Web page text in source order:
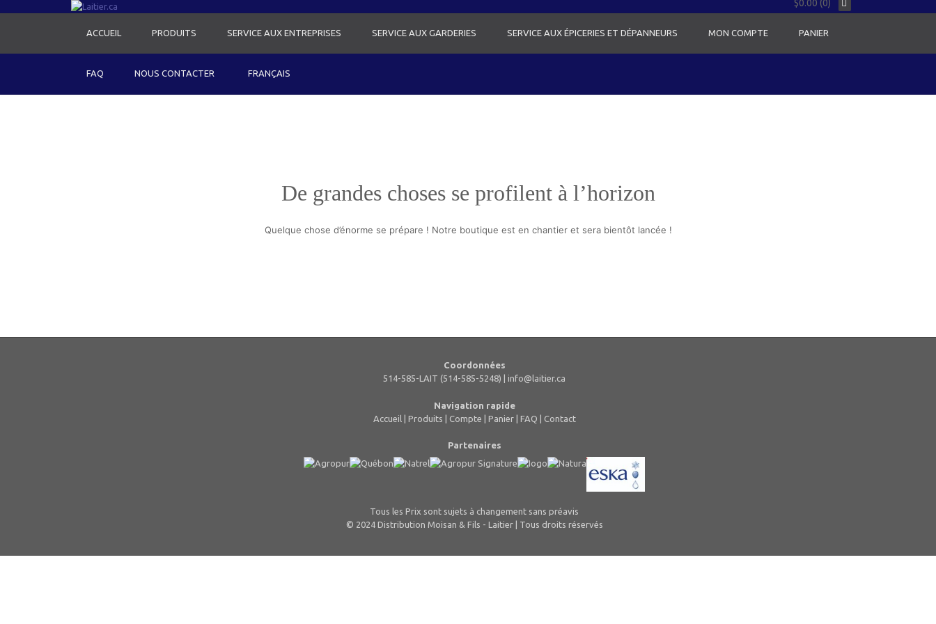
$0.00 (0)
ACCUEIL PRODUITS SERVICE AUX ENTREPRISES SERVICE AUX GARDERIES SERVICE AUX ÉPICERIES ET DÉPANNEURS MON COMPTE PANIER
FAQ NOUS CONTACTER FRANÇAIS
De grandes choses se profilent à l’horizon
Quelque chose d’énorme se prépare ! Notre boutique est en chantier et sera bientôt lancée !
Coordonnées
514-585-LAIT (514-585-5248) | info@laitier.ca
Navigation rapide
Accueil | Produits | Compte | Panier| FAQ | Contact
Partenaires
Tous les Prix sont sujets à changement sans préavis
© 2024 Distribution Moisan & Fils - Laitier | Tous droits réservés